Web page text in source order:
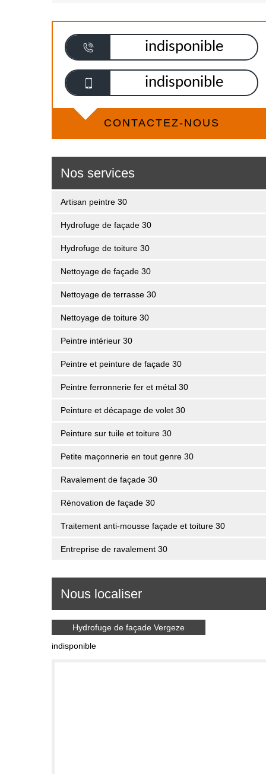
indisponible
indisponible
CONTACTEZ-NOUS
Nos services
Artisan peintre 30
Hydrofuge de façade 30
Hydrofuge de toiture 30
Nettoyage de façade 30
Nettoyage de terrasse 30
Nettoyage de toiture 30
Peintre intérieur 30
Peintre et peinture de façade 30
Peintre ferronnerie fer et métal 30
Peinture et décapage de volet 30
Peinture sur tuile et toiture 30
Petite maçonnerie en tout genre 30
Ravalement de façade 30
Rénovation de façade 30
Traitement anti-mousse façade et toiture 30
Entreprise de ravalement 30
Nous localiser
Hydrofuge de façade Vergeze
indisponible